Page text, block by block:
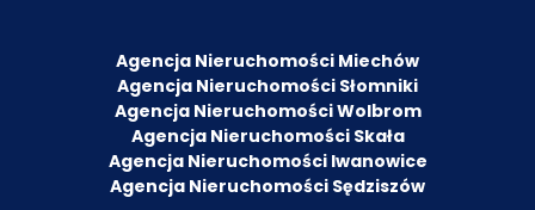
Agencja Nieruchomości Miechów
Agencja Nieruchomości Słomniki
Agencja Nieruchomości Wolbrom
Agencja Nieruchomości Skała
Agencja Nieruchomości Iwanowice
Agencja Nieruchomości Sędziszów